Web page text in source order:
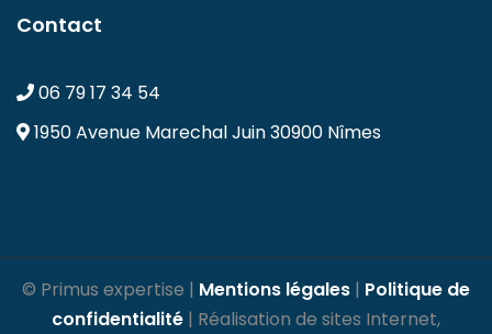
Contact
06 79 17 34 54
1950 Avenue Marechal Juin30900 Nîmes
© Primus expertise | Mentions légales | Politique de
confidentialité | Réalisation de sites Internet,